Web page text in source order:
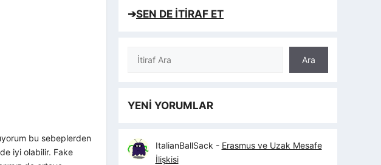
bu sebeplerden
iyi olabilir. Fake
➔SEN DE İTİRAF ET
Ara
Ara
YENİ YORUMLAR
ItalianBallSack - Erasmus ve Uzak Mesafe
İlişkisi